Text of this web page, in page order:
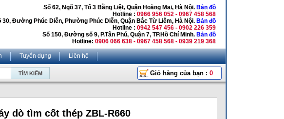
Số 62, Ngõ 37, Tổ 3 Bằng Liệt, Quận Hoàng Mai, Hà Nội. Bản đồ
Hotline : 0966 956 052 - 0967 458 568
30, Đường Phúc Diễn, Phường Phúc Diễn, Quận Bắc Từ Liêm, Hà Nội. Bản đồ
Hotline : 0942 547 456 - 0902 226 359
Số 150, Đường số 9, P.Tân Phú, Quận 7, TP.Hồ Chí Minh. Bản đồ
Hotline: 0906 066 638 - 0967 458 568 - 0939 219 368
Tuyển dụng Liên hệ
Giỏ hàng của bạn : 0
dò tìm cốt thép ZBL-R660